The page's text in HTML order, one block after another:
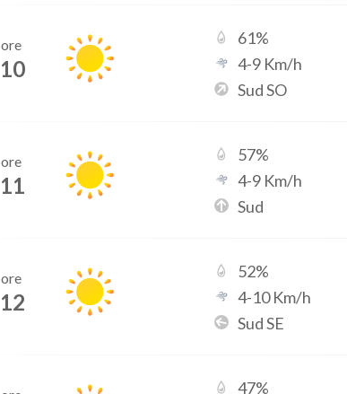
ore
10
61%
4-9 Km/h
Sud SO
ore
11
57%
4-9 Km/h
Sud
ore
12
52%
4-10Km/h
Sud SE
47%